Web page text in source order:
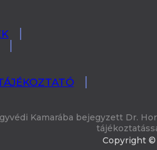
Kamarába bejegyzett Dr.
Copyright ©